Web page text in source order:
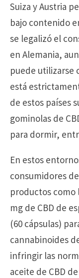
Suiza y Austria
bajo contenido
se legalizó el
en Alemania,
puede utilizarse
está
de estos países
gominolas de
para dormir,
En estos
consumidores
productos como
mg de CBD de
(60 cápsulas)
cannabinoides
infringir las
aceite de CBD